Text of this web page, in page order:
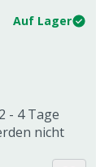
Auf Lager
- 4 Tage
nicht